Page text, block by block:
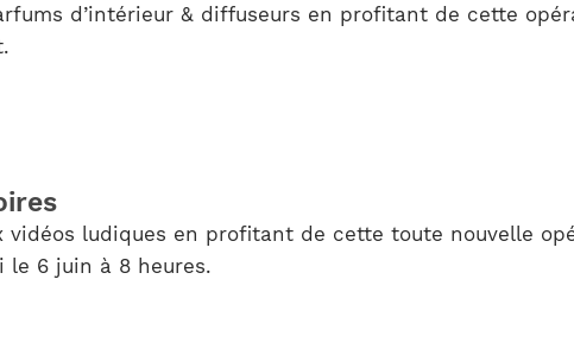
d’intérieur & diffuseurs en profitant de cette
vidéos ludiques en profitant de cette toute nouvelle
le 6 juin à 8 heures.